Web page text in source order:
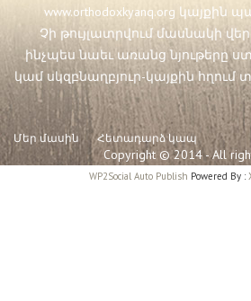
www.orthodoxkyanq.org կայքին
Չի թույլատրվում մասնակի
ինչպես նաեւ առանց նյութերը
կամ սկզբնաղբյուր-կայքին հղում
Մեր մասին Հետադարձ կապ
Copyright © 2014 - All
WP2Social Auto Publish Powered By :